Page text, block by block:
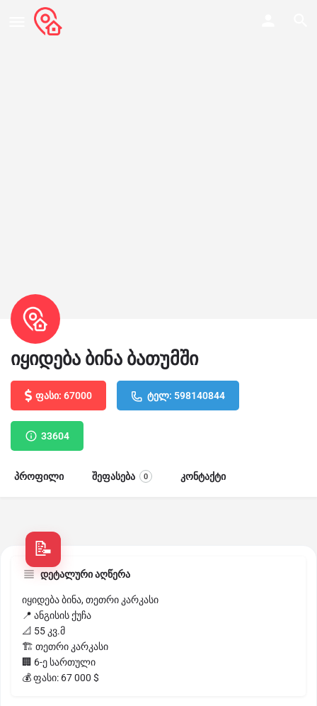
იყიდება ბინა ბათუმში
ფასი: 67000 ტელ: 598140844
33604
პროფილი შეფასება 0 კონტაქტი
დეტალური აღწერა
იყიდება ბინა, თეთრი კარკასი
📍 ანგისის ქუჩა
📐 55 კვ.მ
🏗 თეთრი კარკასი
🏢 6-ე სართული
💰 ფასი: 67 000 $